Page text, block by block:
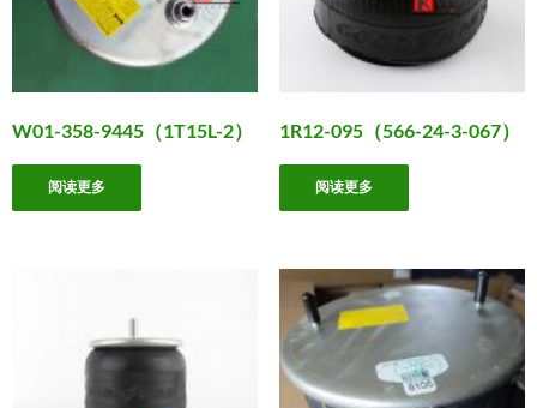
W01-358-9445（1T15L-2）
阅读更多
1R12-095（566-24-3-067）
阅读更多